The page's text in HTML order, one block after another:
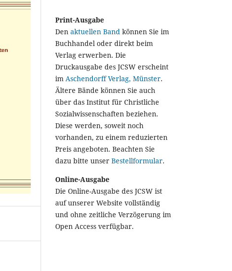
Print-Ausgabe
Den aktuellen Band können Sie im
Buchhandel oder direkt beim
Verlag erwerben. Die
Druckausgabe des JCSW erscheint
im Aschendorff Verlag, Münster.
Ältere Bände können Sie auch
über das Institut für Christliche
Sozialwissenschaften beziehen.
Diese werden, soweit noch
vorhanden, zu einem reduzierten
Preis angeboten. Beachten Sie
dazu bitte unser Bestellformular.
Online-Ausgabe
Die Online-Ausgabe des JCSW ist
auf unserer Website vollständig
und ohne zeitliche Verzögerung im
Open Access verfügbar.